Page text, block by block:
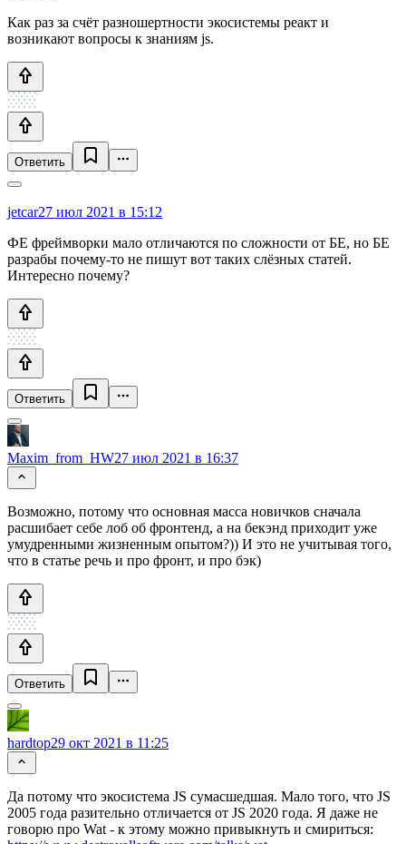
Как раз за счёт разношертности экосистемы реакт и
возникают вопросы к знаниям js.
Ответить
jetcar27 июл 2021 в 15:12
ФЕ фреймворки мало отличаются по сложности от БЕ, но БЕ
разрабы почему-то не пишут вот таких слёзных статей.
Интересно почему?
Ответить
Maxim_from_HW27 июл 2021 в 16:37
Возможно, потому что основная масса новичков сначала
расшибает себе лоб об фронтенд, а на бекэнд приходит уже
умудренными жизненным опытом?)) И это не учитывая того,
что в статье речь и про фронт, и про бэк)
Ответить
hardtop29 окт 2021 в 11:25
Да потому что экосистема JS сумасшедшая. Мало того, что JS
2005 года разительно отличается от JS 2020 года. Я даже не
говорю про Wat - к этому можно привыкнуть и смириться: